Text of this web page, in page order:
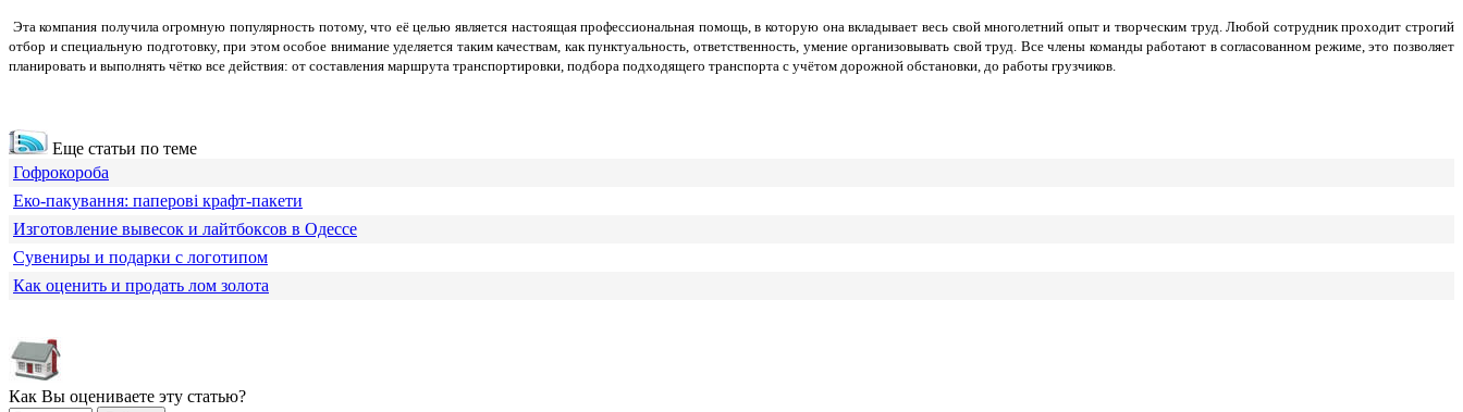
Эта компания получила огромную популярность потому, что её целью является настоящая профессиональная помощь, в которую она вкладывает весь свой многолетний опыт и творческим труд. Любой сотрудник проходит строгий
отбор и специальную подготовку, при этом особое внимание уделяется таким качествам, как пунктуальность, ответственность, умение организовывать свой труд. Все члены команды работают в согласованном режиме, это позволяет
планировать и выполнять чётко все действия: от составления маршрута транспортировки, подбора подходящего транспорта с учётом дорожной обстановки, до работы грузчиков.
Еще статьи по теме
Гофрокороба
Еко-пакування: паперові крафт-пакети
Изготовление вывесок и лайтбоксов в Одессе
Сувениры и подарки с логотипом
Как оценить и продать лом золота
Как Вы оцениваете эту статью?